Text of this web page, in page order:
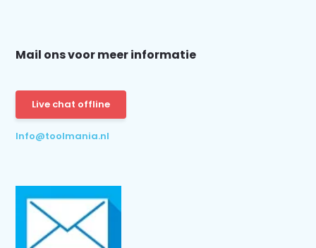
Mail ons voor meer informatie
Live chat offline
Info@toolmania.nl